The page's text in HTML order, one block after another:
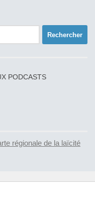
PODCASTS
régionale de la laïcité